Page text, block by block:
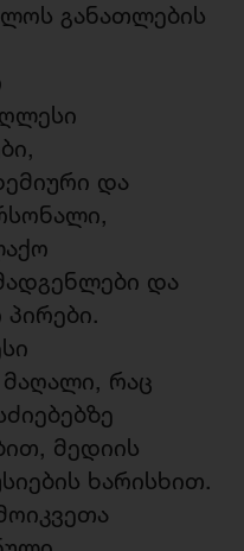
განათლების
და
და
მაღალი, რაც
მედიის
ხარისხით.